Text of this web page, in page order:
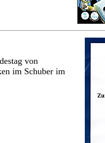
von
im Schuber im